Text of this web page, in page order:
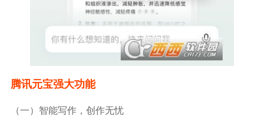
腾讯元宝强大功能
（一）智能写作，创作无忧